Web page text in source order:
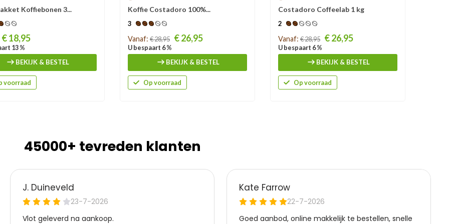
Koffiebonen 3...
€ 18,95
13 %
BEKIJK & BESTEL
voorraad
Koffie Costadoro 100%...
3
Prijs
Vanaf: € 28,95 € 26,95
U bespaart 6 %
BEKIJK & BESTEL
Op voorraad
Costadoro Coffeelab 1 kg
2
Prijs
Vanaf: € 28,95 € 26,95
U bespaart 6 %
BEKIJK & BESTEL
Op voorraad
45000+ tevreden klanten